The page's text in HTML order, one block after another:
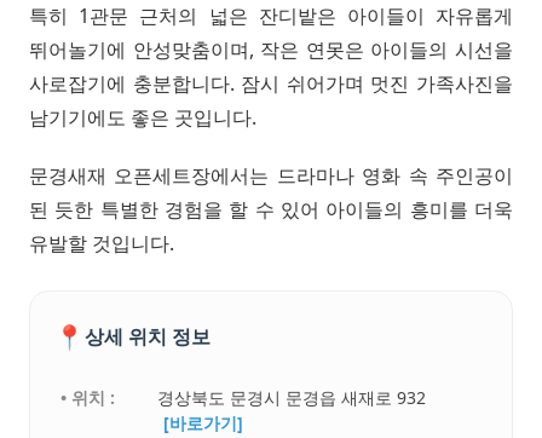
특히 1관문 근처의 넓은 잔디밭은 아이들이 자유롭게
뛰어놀기에 안성맞춤이며, 작은 연못은 아이들의 시선을
사로잡기에 충분합니다. 잠시 쉬어가며 멋진 가족사진을
남기기에도 좋은 곳입니다.
문경새재 오픈세트장에서는 드라마나 영화 속 주인공이
된 듯한 특별한 경험을 할 수 있어 아이들의 흥미를 더욱
유발할 것입니다.
📍 상세 위치 정보
• 위치 :
경상북도 문경시 문경읍 새재로 932
[바로가기]